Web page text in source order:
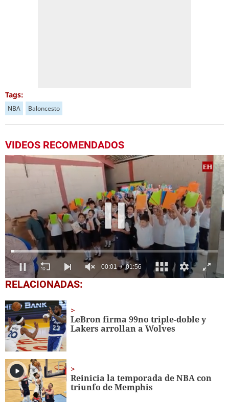
Tags:
NBA Baloncesto
VIDEOS RECOMENDADOS
0
seconds
1
minute,
56
seconds
RELACIONADAS:
LeBron firma 99no triple-doble y
Lakers arrollan a Wolves
Reinicia la temporada de NBA con
triunfo de Memphis